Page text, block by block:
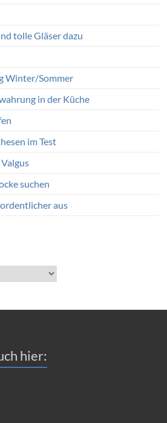
tolle Gläser dazu
Winter/Sommer
in der Küche
im Test
suchen
aus
hier: